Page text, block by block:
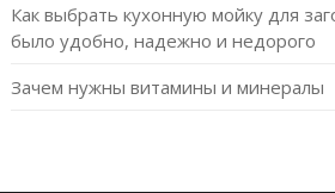
Как выбрать кухонную мойку для
было удобно, надежно и недорого
Зачем нужны витамины и минералы